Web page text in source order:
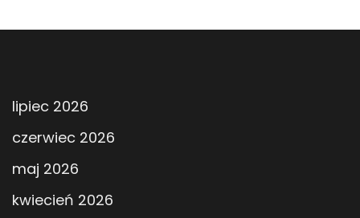
lipiec 2026
czerwiec 2026
maj 2026
kwiecień 2026